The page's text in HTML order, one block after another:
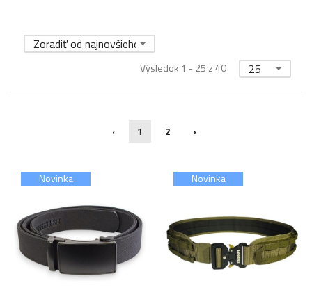
Zoradiť od najnovšieho
Výsledok 1 - 25 z 40 25
‹ 1 2 ›
Novinka Novinka